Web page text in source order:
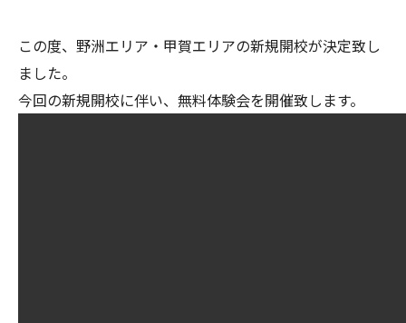
この度、野洲エリア・甲賀エリアの新規開校が決定致し
ました。
今回の新規開校に伴い、無料体験会を開催致します。